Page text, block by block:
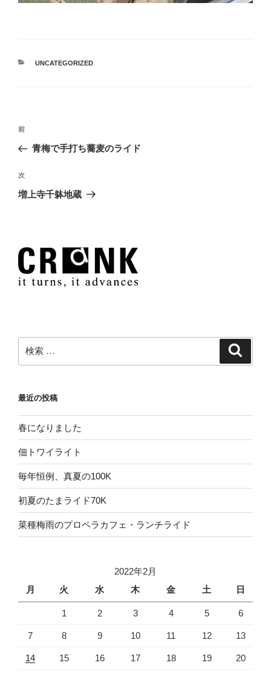
カ
UNCATEGORIZED
投
ナ
ビ
ゲ
ン
過
去
投
稿
前
青梅で手打ち蕎麦のライド
次
の
次
増上寺千躰地蔵
索:
最近の投稿
春になりました
佃トワイライト
毎年恒例、真夏の100K
初夏のたまライド70K
菜種梅雨のプロペラカフェ・ランチライド
2022年2月
月
火 水 木 金 土 日
1 2 3 4 5 6
7 8 9 10 11 12 13
14 15 16 17 18 19 20